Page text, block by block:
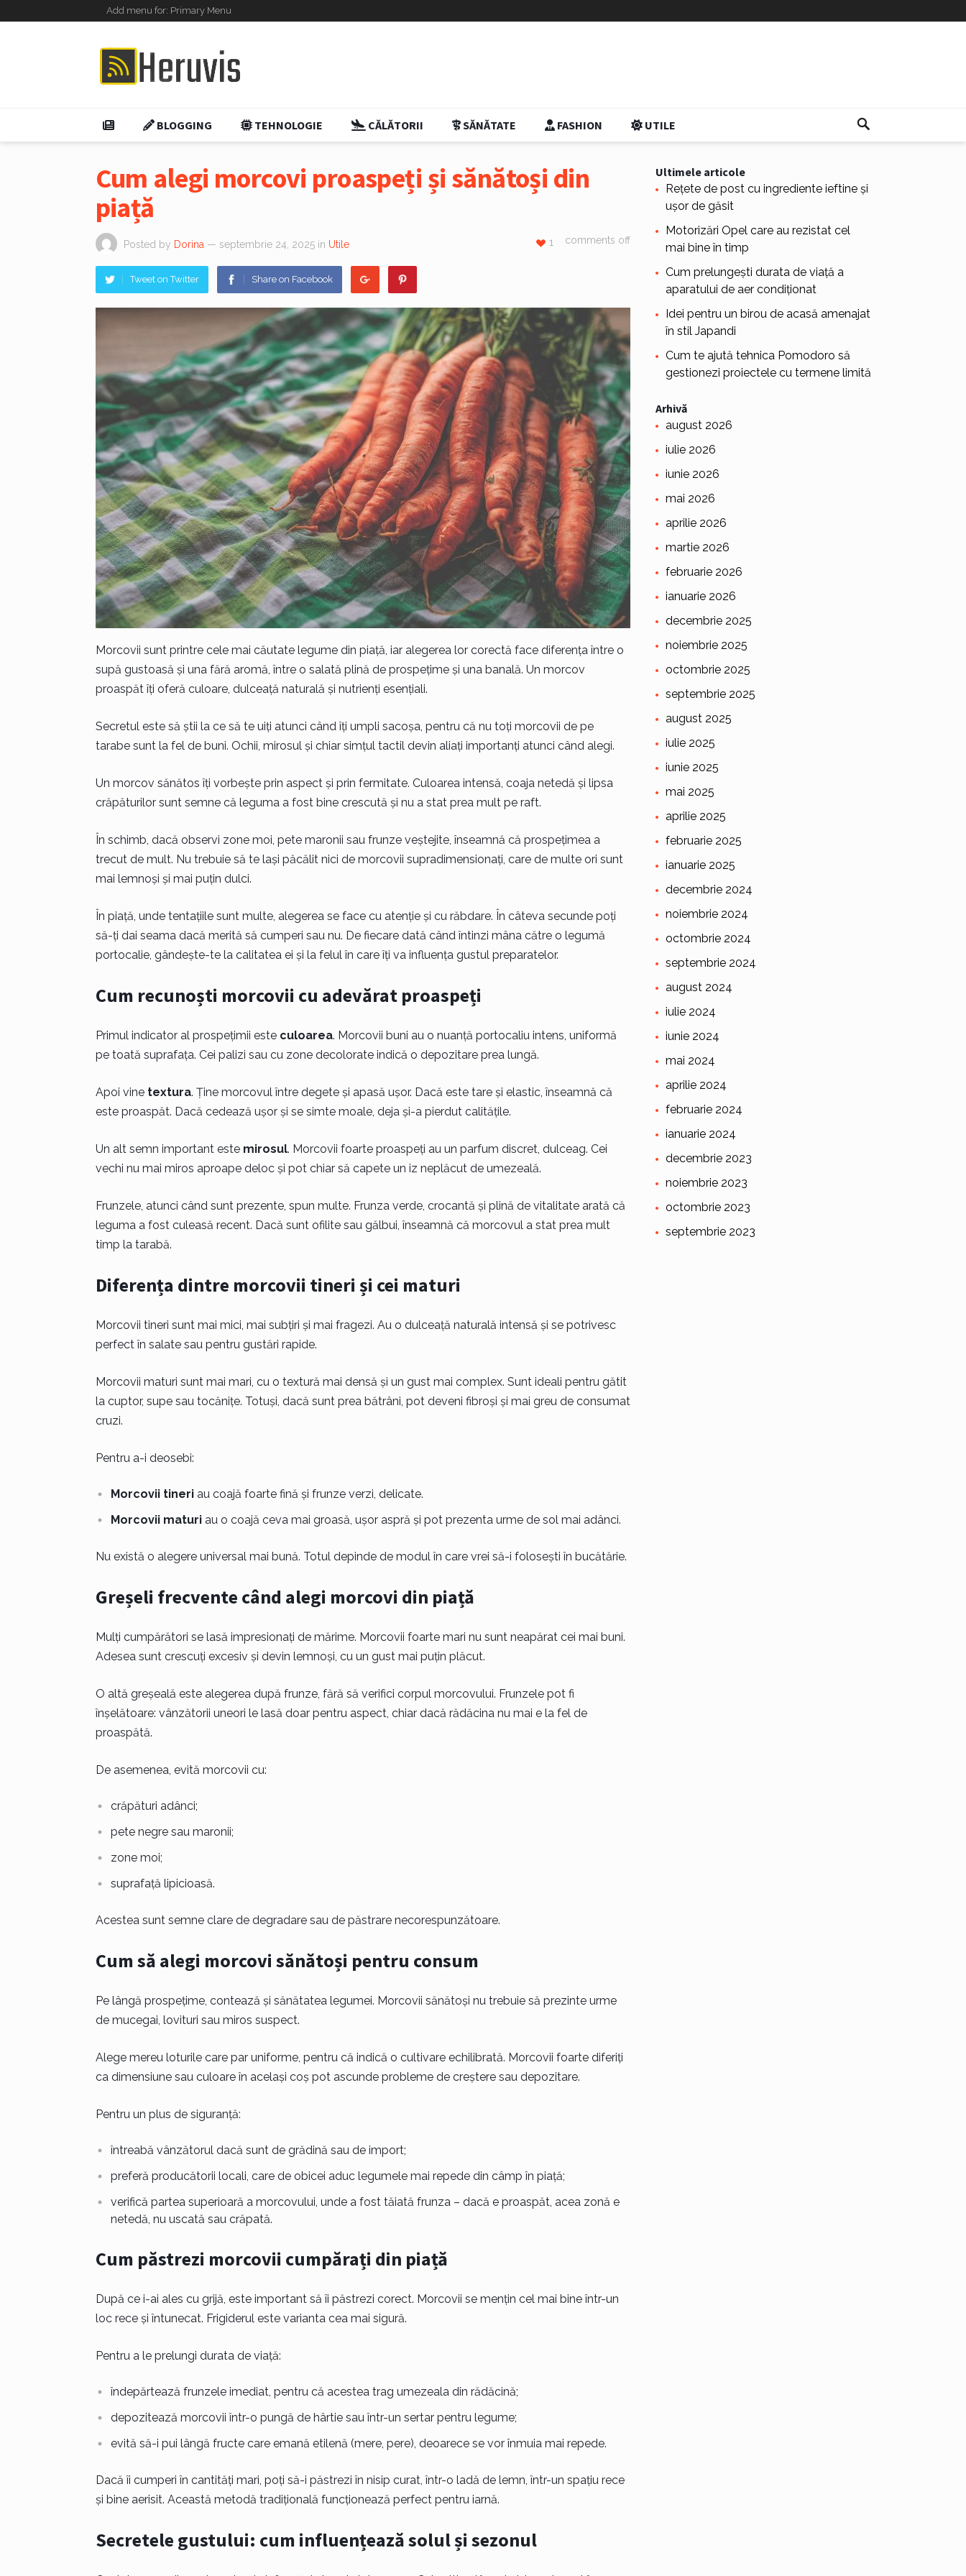
Add menu for: Primary Menu
BLOGGING TEHNOLOGIE CĂLĂTORII SĂNĂTATE FASHION UTILE
Cum alegi morcovi proaspeți și sănătoși din
piață
Posted by Dorina — septembrie 24, 2025 in Utile comments off
1
Tweet on Twitter Share on Facebook
Morcovii sunt printre cele mai căutate legume din piață, iar alegerea lor corectă face diferența între o
supă gustoasă și una fără aromă, între o salată plină de prospețime și una banală. Un morcov
proaspăt îți oferă culoare, dulceață naturală și nutrienți esențiali.
Secretul este să știi la ce să te uiți atunci când îți umpli sacoșa, pentru că nu toți morcovii de pe
tarabe sunt la fel de buni. Ochii, mirosul și chiar simțul tactil devin aliați importanți atunci când alegi.
Un morcov sănătos îți vorbește prin aspect și prin fermitate. Culoarea intensă, coaja netedă și lipsa
crăpăturilor sunt semne că leguma a fost bine crescută și nu a stat prea mult pe raft.
În schimb, dacă observi zone moi, pete maronii sau frunze veștejite, înseamnă că prospețimea a
trecut de mult. Nu trebuie să te lași păcălit nici de morcovii supradimensionați, care de multe ori sunt
mai lemnoși și mai puțin dulci.
În piață, unde tentațiile sunt multe, alegerea se face cu atenție și cu răbdare. În câteva secunde poți
să-ți dai seama dacă merită să cumperi sau nu. De fiecare dată când întinzi mâna către o legumă
portocalie, gândește-te la calitatea ei și la felul în care îți va influența gustul preparatelor.
Cum recunoști morcovii cu adevărat proaspeți
Primul indicator al prospețimii este culoarea. Morcovii buni au o nuanță portocaliu intens, uniformă
pe toată suprafața. Cei palizi sau cu zone decolorate indică o depozitare prea lungă.
Apoi vine textura. Ține morcovul între degete și apasă ușor. Dacă este tare și elastic, înseamnă că
este proaspăt. Dacă cedează ușor și se simte moale, deja și-a pierdut calitățile.
Un alt semn important este mirosul. Morcovii foarte proaspeți au un parfum discret, dulceag. Cei
vechi nu mai miros aproape deloc și pot chiar să capete un iz neplăcut de umezeală.
Frunzele, atunci când sunt prezente, spun multe. Frunza verde, crocantă și plină de vitalitate arată că
leguma a fost culeasă recent. Dacă sunt ofilite sau gălbui, înseamnă că morcovul a stat prea mult
timp la tarabă.
Diferența dintre morcovii tineri și cei maturi
Morcovii tineri sunt mai mici, mai subțiri și mai fragezi. Au o dulceață naturală intensă și se potrivesc
perfect în salate sau pentru gustări rapide.
Morcovii maturi sunt mai mari, cu o textură mai densă și un gust mai complex. Sunt ideali pentru gătit
la cuptor, supe sau tocănițe. Totuși, dacă sunt prea bătrâni, pot deveni fibroși și mai greu de consumat
cruzi.
Pentru a-i deosebi:
Morcovii tineriau coajă foarte fină și frunze verzi, delicate.
Morcovii maturiau o coajă ceva mai groasă, ușor aspră și pot prezenta urme de sol mai adânci.
Nu există o alegere universal mai bună. Totul depinde de modul în care vrei să-i folosești în bucătărie.
Greșeli frecvente când alegi morcovi din piață
Mulți cumpărători se lasă impresionați de mărime. Morcovii foarte mari nu sunt neapărat cei mai buni.
Adesea sunt crescuți excesiv și devin lemnoși, cu un gust mai puțin plăcut.
O altă greșeală este alegerea după frunze, fără să verifici corpul morcovului. Frunzele pot fi
înșelătoare: vânzătorii uneori le lasă doar pentru aspect, chiar dacă rădăcina nu mai e la fel de
proaspătă.
De asemenea, evită morcovii cu:
crăpături adânci;
pete negre sau maronii;
zone moi;
suprafață lipicioasă.
Acestea sunt semne clare de degradare sau de păstrare necorespunzătoare.
Cum să alegi morcovi sănătoși pentru consum
Pe lângă prospețime, contează și sănătatea legumei. Morcovii sănătoși nu trebuie să prezinte urme
de mucegai, lovituri sau miros suspect.
Alege mereu loturile care par uniforme, pentru că indică o cultivare echilibrată. Morcovii foarte diferiți
ca dimensiune sau culoare în același coș pot ascunde probleme de creștere sau depozitare.
Pentru un plus de siguranță:
întreabă vânzătorul dacă sunt de grădină sau de import;
preferă producătorii locali, care de obicei aduc legumele mai repede din câmp în piață;
verifică partea superioară a morcovului, unde a fost tăiată frunza – dacă e proaspăt, acea zonă e
netedă, nu uscată sau crăpată.
Cum păstrezi morcovii cumpărați din piață
După ce i-ai ales cu grijă, este important să îi păstrezi corect. Morcovii se mențin cel mai bine într-un
loc rece și întunecat. Frigiderul este varianta cea mai sigură.
Pentru a le prelungi durata de viață:
îndepărtează frunzele imediat, pentru că acestea trag umezeala din rădăcină;
depozitează morcovii într-o pungă de hârtie sau într-un sertar pentru legume;
evită să-i pui lângă fructe care emană etilenă (mere, pere), deoarece se vor înmuia mai repede.
Dacă îi cumperi în cantități mari, poți să-i păstrezi în nisip curat, într-o ladă de lemn, într-un spațiu rece
și bine aerisit. Această metodă tradițională funcționează perfect pentru iarnă.
Secretele gustului: cum influențează solul și sezonul
Ultimele articole
Rețete de post cu ingrediente ieftine și
ușor de găsit
Motorizări Opel care au rezistat cel
mai bine în timp
Cum prelungești durata de viață a
aparatului de aer condiționat
Idei pentru un birou de acasă amenajat
în stil Japandi
Cum te ajută tehnica Pomodoro să
gestionezi proiectele cu termene limită
Arhivă
august 2026
iulie 2026
iunie 2026
mai 2026
aprilie 2026
martie 2026
februarie 2026
ianuarie 2026
decembrie 2025
noiembrie 2025
octombrie 2025
septembrie 2025
august 2025
iulie 2025
iunie 2025
mai 2025
aprilie 2025
februarie 2025
ianuarie 2025
decembrie 2024
noiembrie 2024
octombrie 2024
septembrie 2024
august 2024
iulie 2024
iunie 2024
mai 2024
aprilie 2024
februarie 2024
ianuarie 2024
decembrie 2023
noiembrie 2023
octombrie 2023
septembrie 2023